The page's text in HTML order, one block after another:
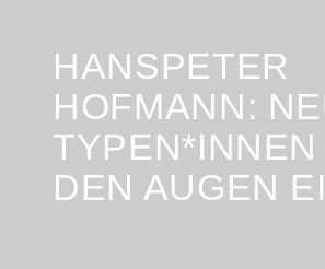
HANSPETER
HOFMANN:
TYPEN*INNEN
DEN AUGEN